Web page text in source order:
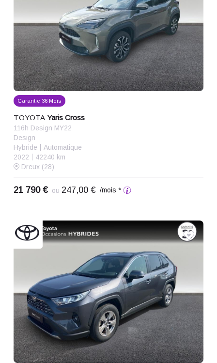
Garantie 36 Mois
TOYOTA Yaris Cross
116h Design MY22
Design
Hybride
Automatique
2022
42240 km
Dreux (28)
21 790 € ou 247,00 € /mois *